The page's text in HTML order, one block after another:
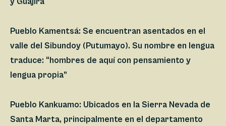
Pueblo Kamentsá: Se encuentran asentados en el
valle del Sibundoy (Putumayo). Su nombre en lengua
traduce: “hombres de aquí con pensamiento y
lengua propia”
Pueblo Kankuamo: Ubicados en la Sierra Nevada de
Santa Marta, principalmente en el departamento